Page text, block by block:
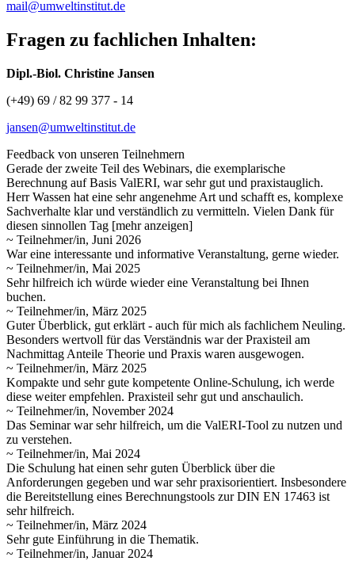
mail@umweltinstitut.de
Fragen zu fachlichen Inhalten:
Dipl.-Biol. Christine Jansen
(+49) 69 / 82 99 377 - 14
jansen@umweltinstitut.de
Feedback von unseren Teilnehmern
Gerade der zweite Teil des Webinars, die exemplarische
Berechnung auf Basis ValERI, war sehr gut und praxistauglich.
Herr Wassen hat eine sehr angenehme Art und schafft es, komplexe
Sachverhalte klar und verständlich zu vermitteln. Vielen Dank für
diesen sinnollen Tag [mehr anzeigen]
~ Teilnehmer/in, Juni 2026
War eine interessante und informative Veranstaltung, gerne wieder.
~ Teilnehmer/in, Mai 2025
Sehr hilfreich ich würde wieder eine Veranstaltung bei Ihnen
buchen.
~ Teilnehmer/in, März 2025
Guter Überblick, gut erklärt - auch für mich als fachlichem Neuling.
Besonders wertvoll für das Verständnis war der Praxisteil am
Nachmittag Anteile Theorie und Praxis waren ausgewogen.
~ Teilnehmer/in, März 2025
Kompakte und sehr gute kompetente Online-Schulung, ich werde
diese weiter empfehlen. Praxisteil sehr gut und anschaulich.
~ Teilnehmer/in, November 2024
Das Seminar war sehr hilfreich, um die ValERI-Tool zu nutzen und
zu verstehen.
~ Teilnehmer/in, Mai 2024
Die Schulung hat einen sehr guten Überblick über die
Anforderungen gegeben und war sehr praxisorientiert. Insbesondere
die Bereitstellung eines Berechnungstools zur DIN EN 17463 ist
sehr hilfreich.
~ Teilnehmer/in, März 2024
Sehr gute Einführung in die Thematik.
~ Teilnehmer/in, Januar 2024